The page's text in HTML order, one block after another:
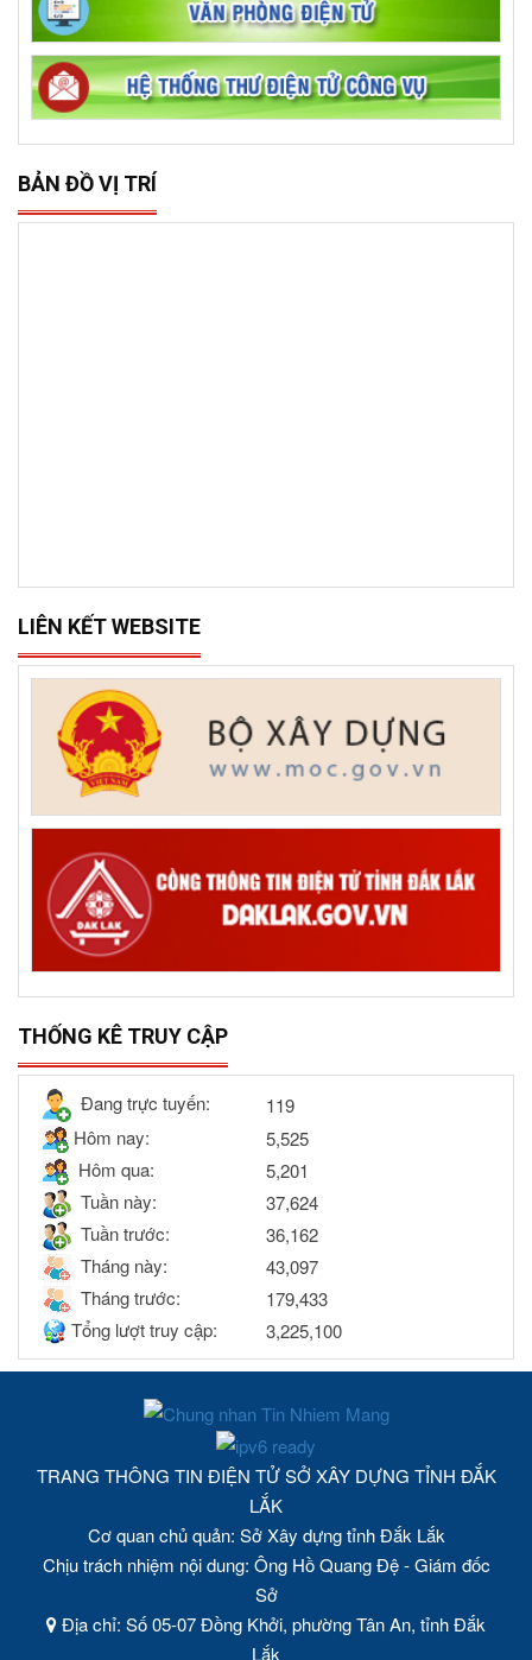
BẢN ĐỒ VỊ TRÍ
LIÊN KẾT WEBSITE
THỐNG KÊ TRUY CẬP
Đang trực tuyến:
119
Hôm nay:
5,525
Hôm qua:
5,201
Tuần này:
37,624
Tuần trước:
36,162
Tháng này:
43,097
Tháng trước:
179,433
Tổng lượt truy cập:
3,225,100
TRANG THÔNG TIN ĐIỆN TỬ SỞ XÂY DỰNG TỈNH ĐẮK
LẮK
Cơ quan chủ quản: Sở Xây dựng tỉnh Đắk Lắk
Chịu trách nhiệm nội dung: Ông Hồ Quang Đệ - Giám đốc
Sở
Địa chỉ: Số 05-07 Đồng Khởi, phường Tân An, tỉnh Đắk
Lắk